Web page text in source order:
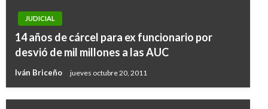
JUDICIAL
14 años de cárcel para ex funcionario por
desvió de mil millones a las AUC
Iván Briceño jueves octubre 20, 2011